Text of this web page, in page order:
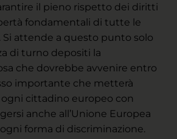
il pieno rispetto dei diritti
fondamentali di tutte le
Si attende a questo punto solo
di turno depositi la
che dovrebbe avvenire entro
importante che metterà
cittadino europeo con
anche all’Unione Europea
forma di discriminazione.